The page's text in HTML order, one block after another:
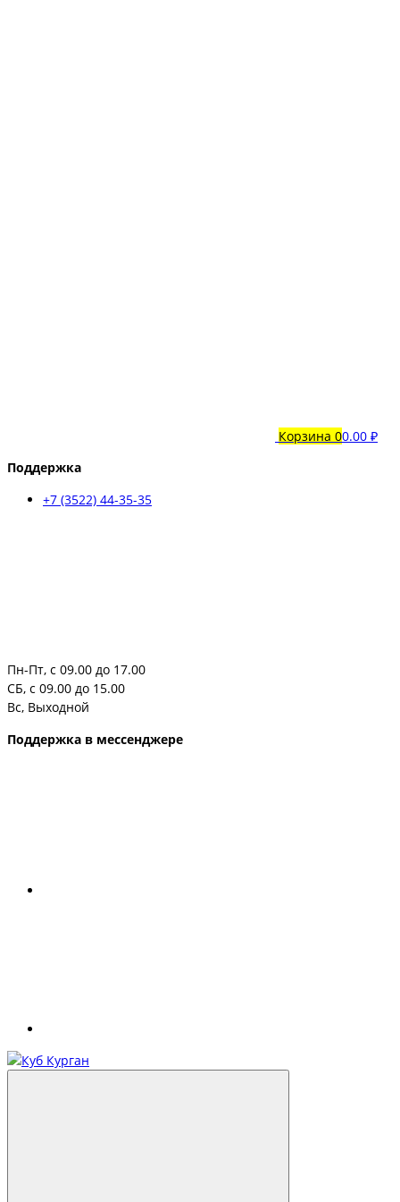
Корзина 00.00 ₽
Поддержка
+7 (3522) 44-35-35
Пн-Пт, с 09.00 до 17.00
СБ, с 09.00 до 15.00
Вс, Выходной
Поддержка в мессенджере